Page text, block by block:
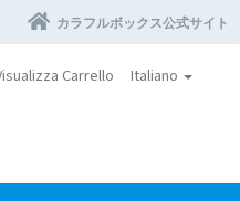
カラフルボックス公式サイト
Carrello
Italiano